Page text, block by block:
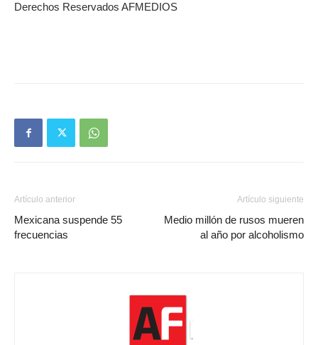
Derechos Reservados AFMEDIOS
Artículo anterior
Mexicana suspende 55
frecuencias
Artículo siguiente
Medio millón de rusos mueren
al año por alcoholismo